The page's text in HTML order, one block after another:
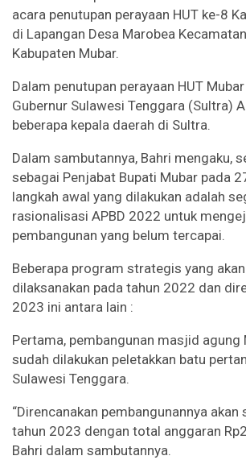
acara penutupan perayaan HUT ke-8
di Lapangan Desa Marobea
Kabupaten Mubar.
Dalam penutupan perayaan HUT
Gubernur Sulawesi Tenggara (Sultra)
beberapa kepala daerah di Sultra.
Dalam sambutannya, Bahri mengaku,
sebagai Penjabat Bupati Mubar pada
langkah awal yang dilakukan adalah
rasionalisasi APBD 2022 untuk
pembangunan yang belum tercapai.
Beberapa program strategis yang
dilaksanakan pada tahun 2022 dan
2023 ini antara lain :
Pertama, pembangunan masjid agung
sudah dilakukan peletakkan batu
Sulawesi Tenggara.
“Direncanakan pembangunannya akan
tahun 2023 dengan total anggaran
Bahri dalam sambutannya.